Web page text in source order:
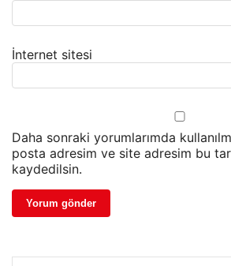
İnternet sitesi
Daha sonraki yorumlarımda
posta adresim ve site adresim bu
kaydedilsin.